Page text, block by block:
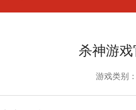
杀神游
游戏类别